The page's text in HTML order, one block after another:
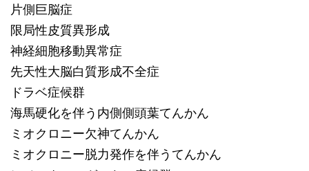
片側巨脳症
限局性皮質異形成
神経細胞移動異常症
先天性大脳白質形成不全症
ドラベ症候群
海馬硬化を伴う内側側頭葉てんかん
ミオクロニー欠神てんかん
ミオクロニー脱力発作を伴うてんかん